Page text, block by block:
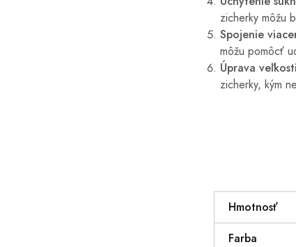
zicherky môžu
Spojenie
môžu pomôcť
Úprava
zicherky, kým
Hmotnosť
Farba